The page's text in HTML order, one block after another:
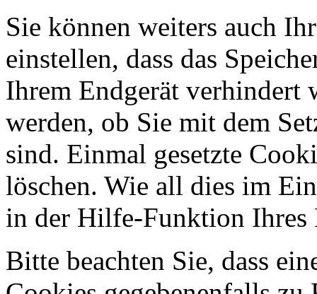
Sie können weiters auch
einstellen, dass das
Ihrem Endgerät verhindert
werden, ob Sie mit dem
sind. Einmal gesetzte
löschen. Wie all dies im
in der Hilfe-Funktion
Bitte beachten Sie, dass